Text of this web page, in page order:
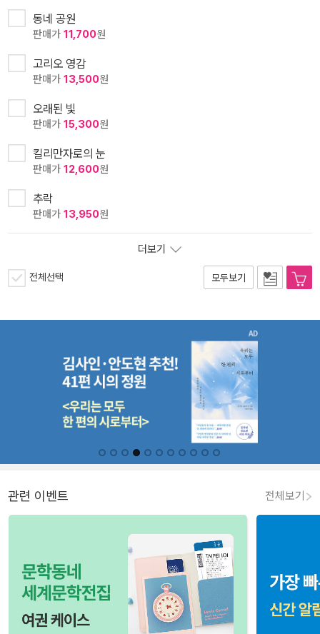
동네 공원
판매가 11,700원
고리오 영감
판매가 13,500원
오래된 빛
판매가 15,300원
킬리만자로의 눈
판매가 12,600원
추락
판매가 13,950원
더보기
전체선택 모두보기
관련 이벤트 전체보기